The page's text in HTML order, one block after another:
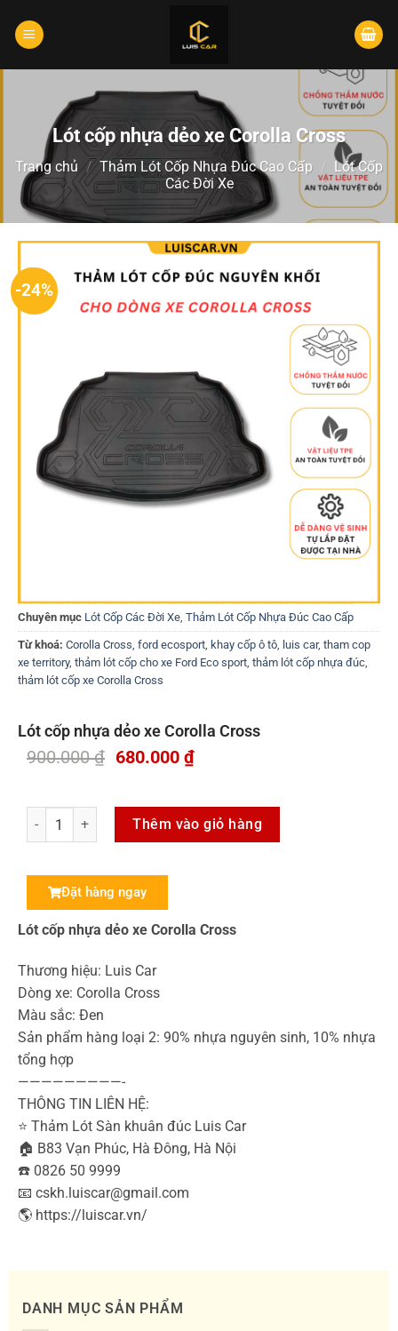
Lót cốp nhựa dẻo xe Corolla Cross
Trang chủ / Thảm Lót Cốp Nhựa Đúc Cao Cấp /
Lót Cốp
Các Đời Xe
-24%
-24%
Chuyên mục Lót Cốp Các Đời Xe, Thảm Lót Cốp Nhựa Đúc Cao Cấp
Từ khoá: Corolla Cross, ford ecosport, khay cốp ô tô, luis car, tham cop
xe territory, thảm lót cốp cho xe Ford Eco sport, thảm lót cốp nhựa đúc,
thảm lót cốp xe Corolla Cross
Lót cốp nhựa dẻo xe Corolla Cross
900.000₫ 680.000 ₫
Thêm vào giỏ hàng
Đặt hàng ngay
Lót cốp nhựa dẻo xe Corolla Cross
Thương hiệu: Luis Car
Dòng xe: Corolla Cross
Màu sắc: Đen
Sản phẩm hàng loại 2: 90% nhựa nguyên sinh, 10% nhựa
tổng hợp
—————————-
THÔNG TIN LIÊN HỆ:
⭐️ Thảm Lót Sàn khuân đúc Luis Car
🏠 B83 Vạn Phúc, Hà Đông, Hà Nội
☎️ 0826 50 9999
📧 cskh.luiscar@gmail.com
🌎 https://luiscar.vn/
DANH MỤC SẢN PHẨM